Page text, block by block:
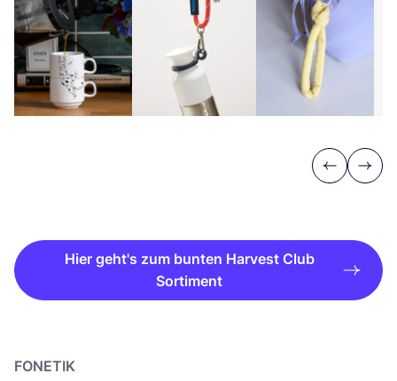
Previous
Next
Hier geht's zum bunten Harvest Club
Sortiment
FONE­TIK